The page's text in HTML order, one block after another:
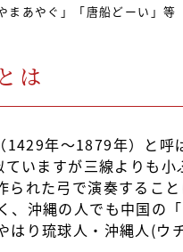
まあやぐ」「唐船どーい」等
は
年～1879年）と呼
いますが三線よりも
れた弓で演奏するこ
沖縄の人でも中国の
はり琉球人・沖縄人(